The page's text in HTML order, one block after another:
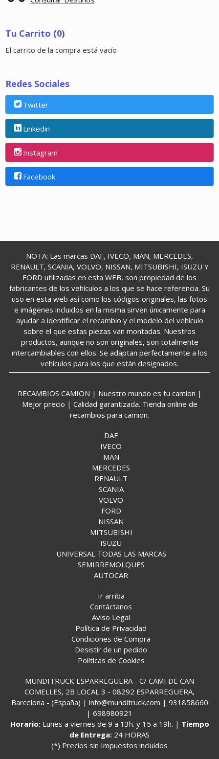
Tu Carrito (0)
El carrito de la compra está vacío
Redes Sociales
Twitter
Linkedin
Instagram
Facebook
NOTA: Las marcas DAF, IVECO, MAN, MERCEDES,
RENAULT, SCANIA, VOLVO, NISSAN, MITSUBISHI, ISUZU Y
FORD utilizadas en esta WEB, son propiedad de los
fabricantes de los vehículos a los que se hace referencia. Su
uso en esta web así como los códigos originales, las fotos
e imágenes incluidos en la misma sirven únicamente para
ayudar a identificar el recambio y el modelo del vehículo
sobre el que estas piezas van montadas. Nuestros
productos, aunque no son originales, son totalmente
intercambiables con ellos. Se adaptan perfectamente a los
vehículos para los que están designados.
RECAMBIOS CAMION | Nuestro mundo es tu camion |
Mejor precio | Calidad garantizada. Tienda online de
recambios para camion.
DAF
IVECO
MAN
MERCEDES
RENAULT
SCANIA
VOLVO
FORD
NISSAN
MITSUBISHI
ISUZU
UNIVERSAL TODAS LAS MARCAS
SEMIRREMOLQUES
AUTOCAR
Ir arriba
Contáctanos
Aviso Legal
Política de Privacidad
Condiciones de Compra
Desistir de un pedido
Políticas de Cookies
MUNDITRUCK ESPARREGUERA - C/ CAMI DE CAN
COMELLES, 2B LOCAL 3 - 08292 ESPARREGUERA,
Barcelona - (España) | info@munditruck.com | 931858660
| 698980921
Horario: Lunes a viernes de 9 a 13h. y 15 a 19h. | Tiempo
de Entrega: 24 HORAS
(*) Precios sin Impuestos incluidos